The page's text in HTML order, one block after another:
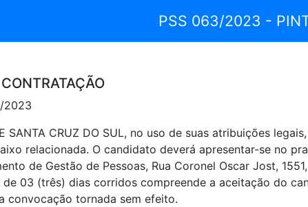
PSS 063/2023 -
2023
SANTA CRUZ DO SUL, no uso de suas atribuições
relacionada. O candidato deverá apresentar-se no
de Gestão de Pessoas, Rua Coronel Oscar Jost,
03 (três) dias corridos compreende a aceitação do
convocação tornada sem efeito.